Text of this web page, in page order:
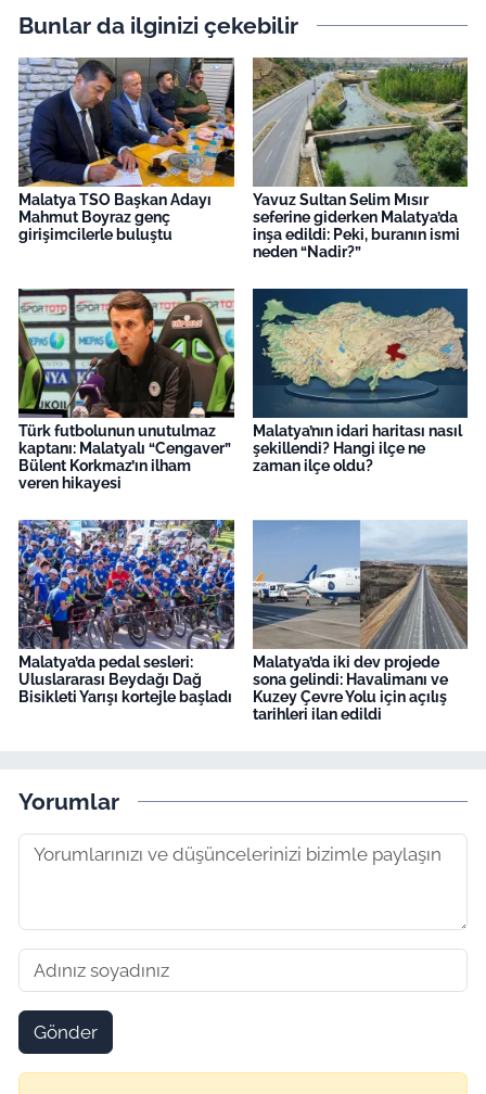
Bunlar da ilginizi çekebilir
Malatya TSO Başkan Adayı
Mahmut Boyraz genç
girişimcilerle buluştu
Yavuz Sultan Selim Mısır
seferine giderken Malatya’da
inşa edildi: Peki, buranın ismi
neden “Nadir?”
Türk futbolunun unutulmaz
kaptanı: Malatyalı “Cengaver”
Bülent Korkmaz’ın ilham
veren hikayesi
Malatya’nın idari haritası nasıl
şekillendi? Hangi ilçe ne
zaman ilçe oldu?
Malatya’da pedal sesleri:
Uluslararası Beydağı Dağ
Bisikleti Yarışı kortejle başladı
Malatya’da iki dev projede
sona gelindi: Havalimanı ve
Kuzey Çevre Yolu için açılış
tarihleri ilan edildi
Yorumlar
Gönder